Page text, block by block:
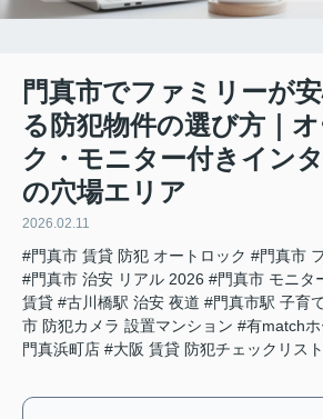
門真市でファミリーが
る防犯物件の選び方｜
ク・モニター付きイン
の穴場エリア
2026.02.11
#門真市 賃貸 防犯 オートロック #門真市
#門真市 治安 リアル 2026 #門真市 モニタ
賃貸 #古川橋駅 治安 夜道 #門真市駅 子育
市 防犯カメラ 設置マンション #有matchホ
門真浜町店 #大阪 賃貸 防犯チェックリスト